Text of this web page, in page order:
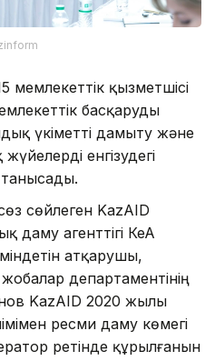
мемлекеттік қызметшісі
басқаруды
үкіметті дамыту және
енгізудегі
танысады.
сөйлеген KazAID
даму агенттігі КеАҚ
атқарушы,
жобалар департаментінің
KazAID 2020 жылы
ресми даму көмегі
ретінде құрылғанын